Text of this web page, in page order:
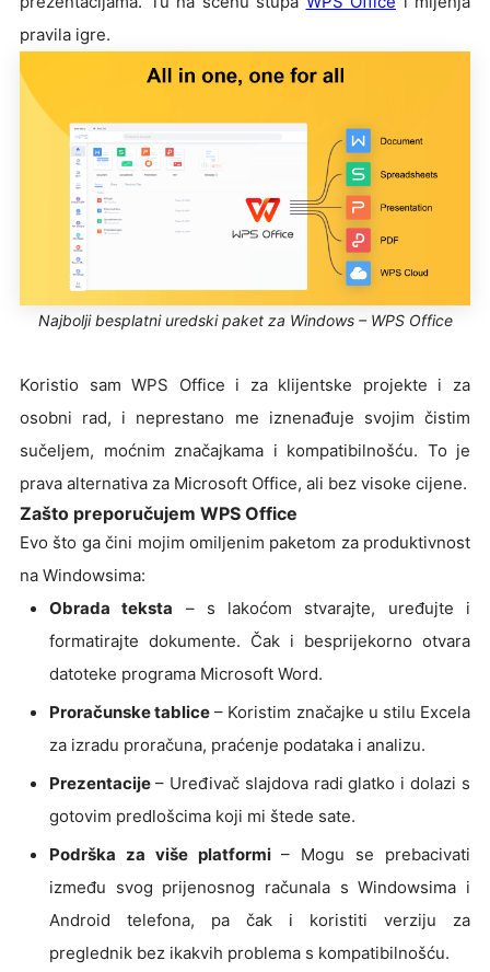
pravila igre.
Najbolji besplatni uredski paket za Windows – WPS Office
Koristio sam WPS Office i za klijentske projekte i za
osobni rad, i neprestano me iznenađuje svojim čistim
sučeljem, moćnim značajkama i kompatibilnošću. To je
prava alternativa za Microsoft Office, ali bez visoke cijene.
Zašto preporučujem WPS Office
Evo što ga čini mojim omiljenim paketom za produktivnost
na Windowsima:
Obrada teksta – s lakoćom stvarajte, uređujte i
formatirajte dokumente. Čak i besprijekorno otvara
datoteke programa Microsoft Word.
Proračunske tablice – Koristim značajke u stilu Excela
za izradu proračuna, praćenje podataka i analizu.
Prezentacije – Uređivač slajdova radi glatko i dolazi s
gotovim predlošcima koji mi štede sate.
Podrška za više platformi– Mogu se prebacivati
između svog prijenosnog računala s Windowsima i
Android telefona, pa čak i koristiti verziju za
preglednik bez ikakvih problema s kompatibilnošću.